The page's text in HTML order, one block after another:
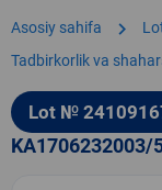
Asosiy sahifa chevron_right
Tadbirkorlik va
Lot №
KA1706232003/